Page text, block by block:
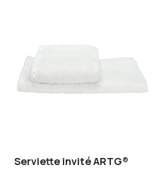
Serviette invité ARTG®